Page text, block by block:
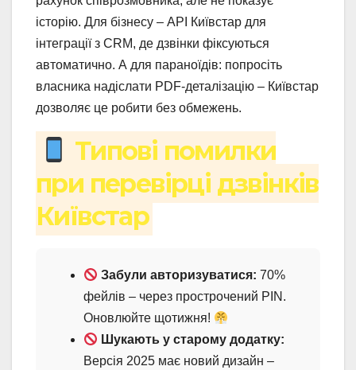
історію. Для бізнесу – API Київстар для
інтеграції з CRM, де дзвінки фіксуються
автоматично. А для параноїдів: попросіть
власника надіслати PDF-деталізацію – Київстар
дозволяє це робити без обмежень.
Типові помилки
при перевірці дзвінків
Київстар
Забули авторизуватися: 70%
фейлів – через прострочений PIN.
Оновлюйте щотижня!
Шукають у старому додатку:
Версія 2025 має новий дизайн –